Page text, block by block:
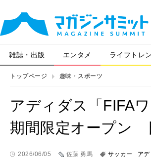
雑誌・出版 エンタメ ライフトレ
トップページ 趣味・スポーツ
アディダス「FIFA
期間限定オープン
2026/06/05 佐藤 勇馬 サッカー ア